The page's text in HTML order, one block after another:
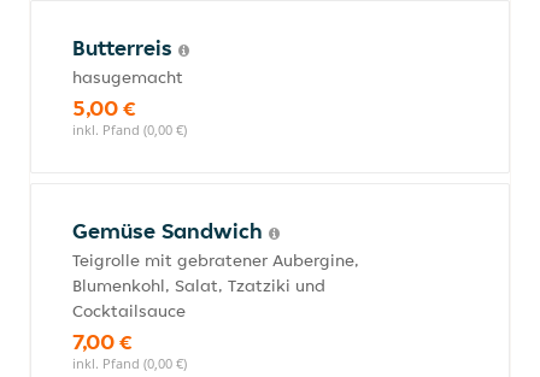
Butterreis
hasugemacht
5,00 €
inkl. Pfand (0,00 €)
Gemüse Sandwich
Teigrolle mit gebratener Aubergine,
Blumenkohl, Salat, Tzatziki und
Cocktailsauce
7,00 €
inkl. Pfand (0,00 €)